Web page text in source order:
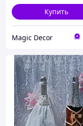
Купить
Magic Decor